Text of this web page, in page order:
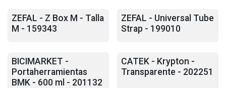
ZEFAL - Z Box M - Talla
M - 159343
ZEFAL - Universal Tube
Strap - 199010
BICIMARKET -
Portaherramientas
BMK - 600 ml - 201132
CATEK - Krypton -
Transparente - 202251